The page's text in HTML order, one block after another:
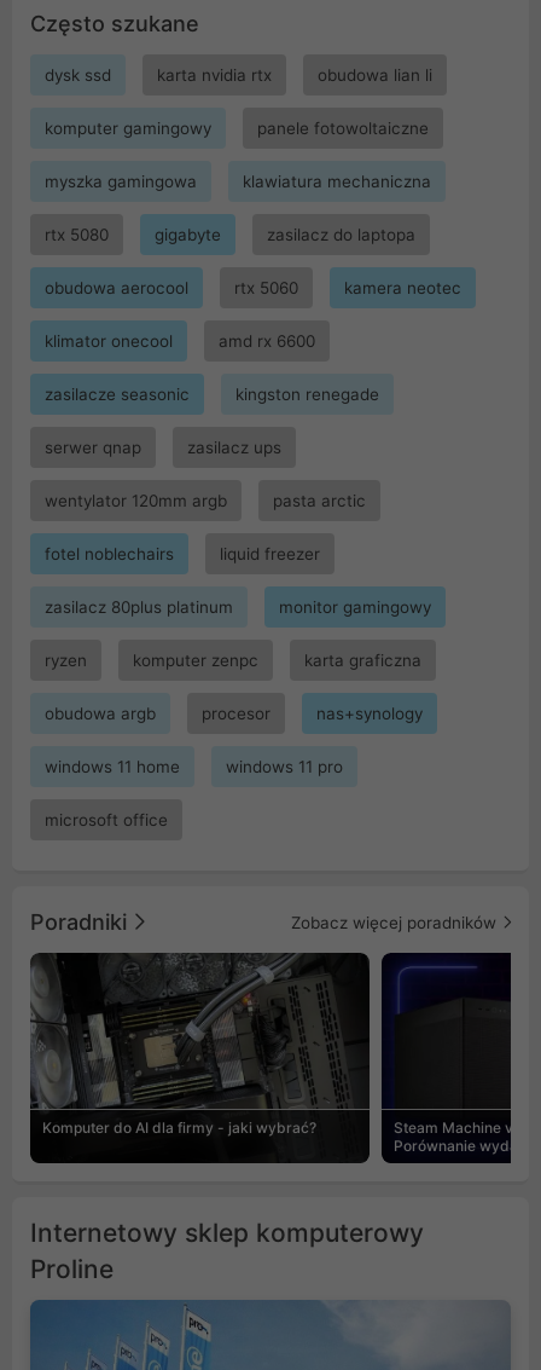
Często szukane
dysk ssd karta nvidia rtx obudowa lian li
komputer gamingowy panele fotowoltaiczne
myszka gamingowa klawiatura mechaniczna
rtx 5080 gigabyte zasilacz do laptopa
obudowa aerocool rtx 5060 kamera neotec
klimator onecool amd rx 6600
zasilacze seasonic kingston renegade
serwer qnap zasilacz ups
wentylator 120mm argb pasta arctic
fotel noblechairs liquid freezer
zasilacz 80plus platinum monitor gamingowy
ryzen komputer zenpc karta graficzna
obudowa argb procesor nas+synology
windows 11 home windows 11 pro
microsoft office
Poradniki Zobacz więcej poradników
Komputer do AI dla firmy - jaki wybrać?
Steam Machine vs
Porównanie
Internetowy sklep komputerowy
Proline